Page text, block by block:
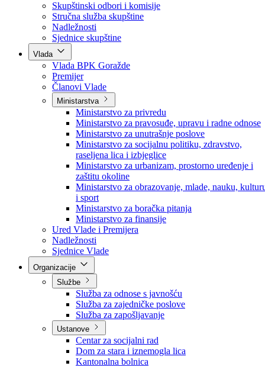
Poslanici po strankama
Poslanici po klubovima naroda
Kolegij skupštine
Skupštinski odbori i komisije
Stručna služba skupštine
Nadležnosti
Sjednice skupštine
Vlada
Vlada BPK Goražde
Premijer
Članovi Vlade
Ministarstva
Ministarstvo za privredu
Ministarstvo za pravosuđe, upravu i radne odnose
Ministarstvo za unutrašnje poslove
Ministarstvo za socijalnu politiku, zdravstvo,
raseljena lica i izbjeglice
Ministarstvo za urbanizam, prostorno uređenje i
zaštitu okoline
Ministarstvo za obrazovanje, mlade, nauku,
i sport
Ministarstvo za boračka pitanja
Ministarstvo za finansije
Ured Vlade i Premijera
Nadležnosti
Sjednice Vlade
Službe
Služba za odnose s javnošću
Služba za zajedničke poslove
Služba za zapošljavanje
Ustanove